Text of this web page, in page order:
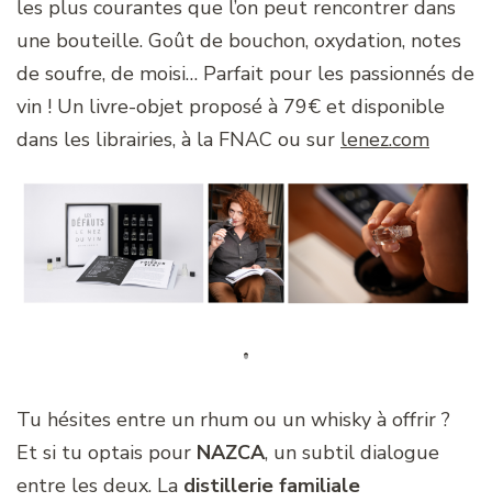
les plus courantes que l’on peut rencontrer dans
une bouteille. Goût de bouchon, oxydation, notes
de soufre, de moisi… Parfait pour les passionnés de
vin ! Un livre-objet proposé à 79€ et disponible
dans les librairies, à la FNAC ou sur lenez.com
Tu hésites entre un rhum ou un whisky à offrir ?
Et si tu optais pour NAZCA, un subtil dialogue
entre les deux. La distillerie familiale